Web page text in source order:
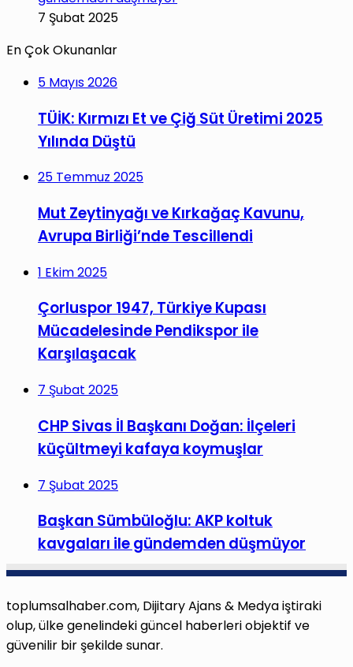
7 Şubat 2025
En Çok Okunanlar
5 Mayıs 2026
TÜİK: Kırmızı Et ve Çiğ Süt Üretimi 2025
Yılında Düştü
25 Temmuz 2025
Mut Zeytinyağı ve Kırkağaç Kavunu,
Avrupa Birliği’nde Tescillendi
1 Ekim 2025
Çorluspor 1947, Türkiye Kupası
Mücadelesinde Pendikspor ile
Karşılaşacak
7 Şubat 2025
CHP Sivas İl Başkanı Doğan: İlçeleri
küçültmeyi kafaya koymuşlar
7 Şubat 2025
Başkan Sümbüloğlu: AKP koltuk
kavgaları ile gündemden düşmüyor
toplumsalhaber.com, Dijitary Ajans & Medya iştiraki
olup, ülke genelindeki güncel haberleri objektif ve
güvenilir bir şekilde sunar.